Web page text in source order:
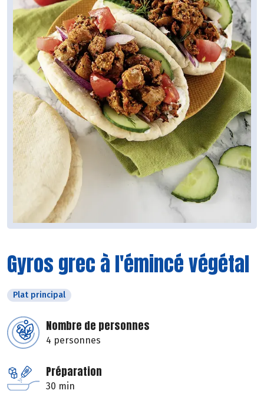
Gyros grec à l'émincé végétal
Plat principal
Nombre de personnes
4 personnes
Préparation
30 min